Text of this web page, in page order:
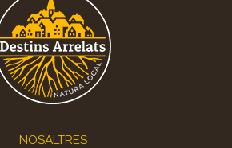
NOSALTRES